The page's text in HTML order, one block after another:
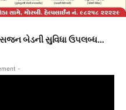
બેડની સુવિધા ઉપલબ્ધ…
-